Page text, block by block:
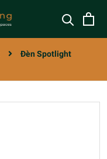
Đèn Spotlight